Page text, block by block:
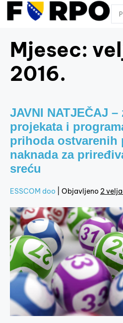
Mjesec:
2016.
JAVNI NATJEČAJ
projekata i
prihoda ostvarenih
naknada za
sreću
ESSCOM doo Objavljeno 2